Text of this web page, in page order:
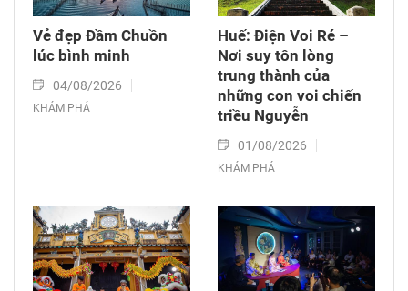
Vẻ đẹp Đầm Chuồn
lúc bình minh
04/08/2026
KHÁM PHÁ
Huế: Điện Voi Ré –
Nơi suy tôn lòng
trung thành của
những con voi chiến
triều Nguyễn
01/08/2026
KHÁM PHÁ